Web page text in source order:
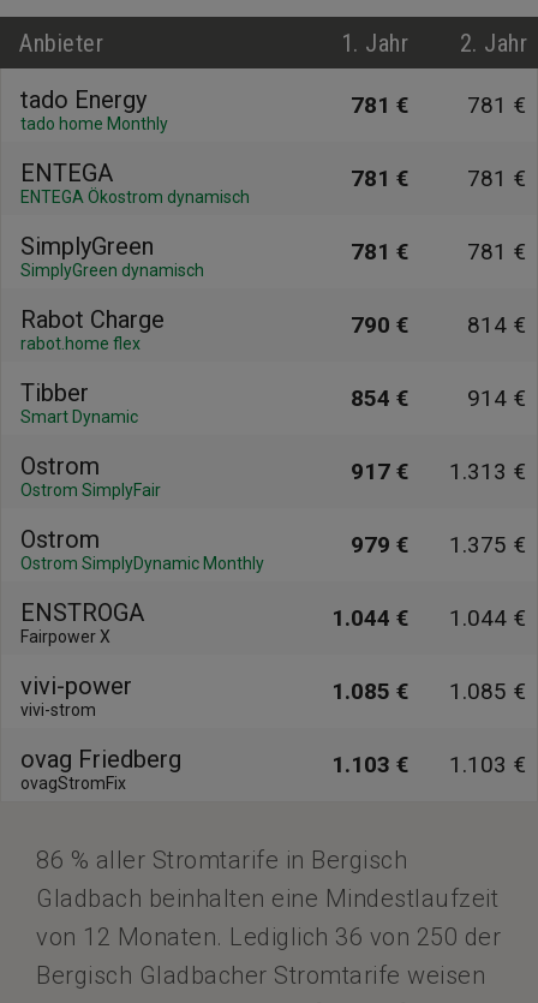
Anbieter 1. Jahr
2. Jahr
tado Energy
tado home Monthly
781 € 781 €
ENTEGA
ENTEGA Ökostrom dynamisch
781 € 781 €
SimplyGreen
SimplyGreen dynamisch
781 € 781 €
Rabot Charge
rabot.home flex
790 € 814 €
Tibber
Smart Dynamic
854 € 914 €
Ostrom
Ostrom SimplyFair
917 € 1.313 €
Ostrom
Ostrom SimplyDynamic Monthly
979 € 1.375 €
ENSTROGA
Fairpower X
1.044 € 1.044 €
vivi-power
vivi-strom
1.085 € 1.085 €
ovag Friedberg
ovagStromFix
1.103 € 1.103 €
86 % aller Stromtarife in Bergisch
Gladbach beinhalten eine Mindestlaufzeit
von 12 Monaten. Lediglich 36 von 250 der
Bergisch Gladbacher Stromtarife weisen